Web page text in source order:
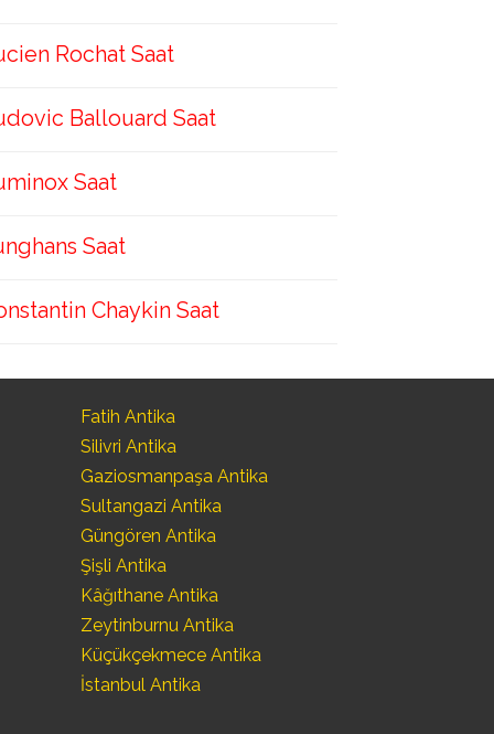
Rochat Saat
Ballouard Saat
Saat
Saat
Chaykin Saat
Fatih Antika
Silivri Antika
Gaziosmanpaşa Antika
Sultangazi Antika
Güngören Antika
Şişli Antika
Kâğıthane Antika
Zeytinburnu Antika
Küçükçekmece Antika
İstanbul Antika